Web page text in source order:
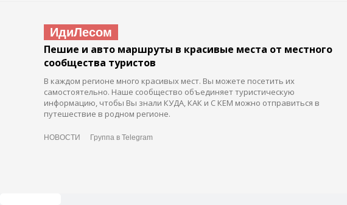
ИдиЛесом
Пешие и авто маршруты в красивые места от местного
сообщества туристов
В каждом регионе много красивых мест. Вы можете посетить их
самостоятельно. Наше сообщество объединяет туристическую
информацию, чтобы Вы знали КУДА, КАК и С КЕМ можно отправиться в
путешествие в родном регионе.
НОВОСТИ Группа в Telegram